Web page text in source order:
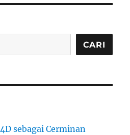
CARI
sebagai Cerminan